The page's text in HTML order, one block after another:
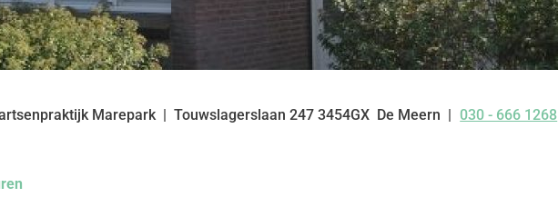
Marepark Touwslagerslaan 247 3454GX De Meern Tel:
030 - 666 1268